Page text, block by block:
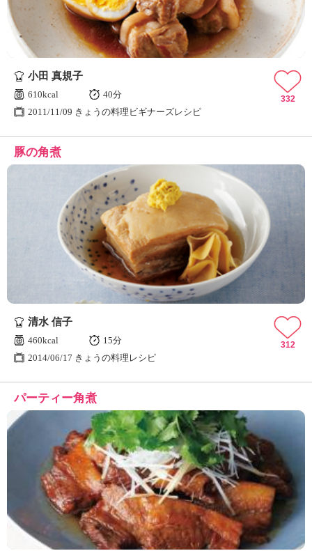
小田 真規子
610kcal
40分
2011/11/09 きょうの料理ビギナーズレシピ
332
豚の角煮
清水 信子
460kcal
15分
2014/06/17 きょうの料理レシピ
312
パーティー角煮